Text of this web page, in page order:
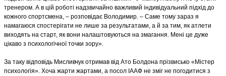
тренером. А в цій роботі надзвичайно важливий індивідуальний підхід до
кожного спортсмена, – розповідає Володимир. – Саме тому зараз я
намагаюся спостерігати не лише за результатами, а й за тим, як атлети
виходять на старт, як вони налаштовуються на змагання. Мені це дуже
цікаво з психологічної точки зору».
За таку відповідь Мисливчук отримав від Ато Болдона прізвисько «Містер
психологія». Хоча жарти жартами, а посол ІААФ не зміг не погодитися з